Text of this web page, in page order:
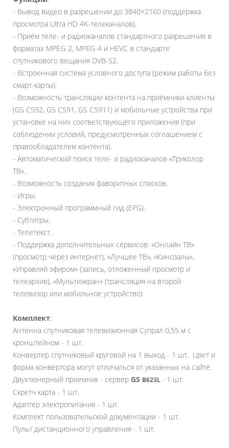
- Вывод видео в разрешении до 3840×2160 (поддержка
просмотра Ultra HD 4K-телеканалов).
- Приём теле- и радиоканалов стандартного разрешения в
форматах MPEG-2, MPEG-4 и HEVC в стандарте
спутникового вещания DVB-S2.
- Встроенная система условного доступа (режим работы без
смарт-карты).
- Возможность трансляции контента на приёмники-клиенты
(GS C592, GS C591, GS C5911) и мобильные устройства при
установке на них соответствующего приложения (при
соблюдении условий, предусмотренных соглашением с
правообладателем контента).
- Автоматический поиск теле- и радиоканалов «Триколор
ТВ».
- Возможность создания фаворитных списков.
- Игры.
- Электронный программный гид (EPG).
- Субтитры.
- Телетекст.
- Поддержка дополнительных сервисов: «Онлайн ТВ»
(просмотр через интернет), «Лучшее ТВ», «Кинозалы»,
«Управляй эфиром» (запись, отложенный просмотр и
телеархив), «Мультиэкран» (трансляция на второй
телевизор или мобильное устройство)
Комплект:
Антенна спутниковая телевизионная Супрал 0,55 м с
кронштейном - 1 шт.
Конвертер спутниковый круговой на 1 выход - 1 шт. Цвет и
форма конвертора могут отличаться от указанных на сайте.
Двухтюнерный приемник - сервер GS B623L- 1 шт.
Скретч карта - 1 шт.
Адаптер электропитания - 1 шт.
Комплект пользовательской документации - 1 шт.
Пульт дистанционного управления - 1 шт.